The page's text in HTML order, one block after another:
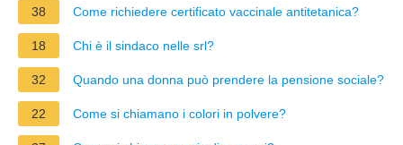
38 Come richiedere certificato vaccinale antitetanica?
18 Chi è il sindaco nelle srl?
32 Quando una donna può prendere la pensione sociale?
22 Come si chiamano i colori in polvere?